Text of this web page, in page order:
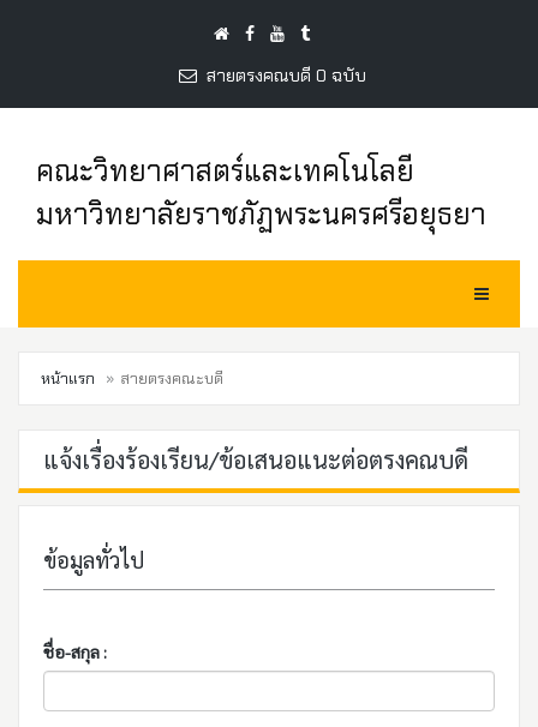
สายตรงคณบดี 0 ฉบับ
คณะวิทยาศาสตร์และเทคโนโลยี
มหาวิทยาลัยราชภัฏพระนครศรีอยุธยา
Toggle
หน้าแรก สายตรงคณะบดี
แจ้งเรื่องร้องเรียน/ข้อเสนอแนะต่อตรงคณบดี
ข้อมูลทั่วไป
ชื่อ-สกุล :